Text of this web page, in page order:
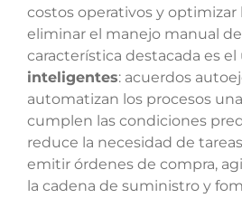
costos operativos y optimizar
eliminar el manejo manual
característica destacada es el
inteligentes: acuerdos
automatizan los procesos
cumplen las condiciones
reduce la necesidad de
emitir órdenes de compra,
la cadena de suministro y